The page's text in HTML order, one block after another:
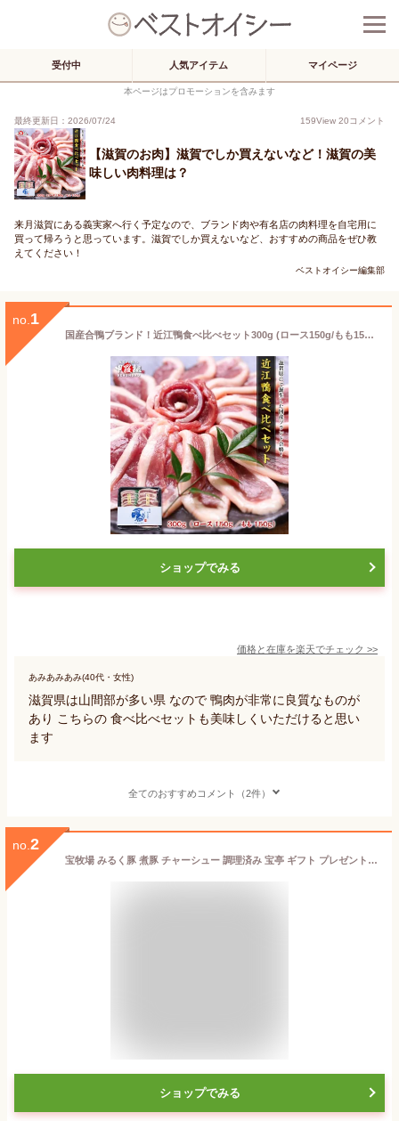
受付中 人気アイテム マイページ
本ページはプロモーションを含みます
最終更新日：2026/07/24 159View 20コメント
【滋賀のお肉】滋賀でしか買えないなど！滋賀の美
味しい肉料理は？
来月滋賀にある義実家へ行く予定なので、ブランド肉や有名店の肉料理を自宅用に
買って帰ろうと思っています。滋賀でしか買えないなど、おすすめの商品をぜひ教
えてください！
ベストオイシー編集部
no. 1
国産合鴨ブランド！近江鴨食べ比べセット300g (ロース150g/もも150g) 送料無料 更に2個で500円OFF！3個で900円OFF！4個で1,600円OFFクーポンあり！【鴨肉】【肉】【滋賀】【送料送料】
ショップでみる
価格と在庫を楽天でチェック >>
あみあみあみ(40代・女性)
滋賀県は山間部が多い県 なので 鴨肉が非常に良質なものが
あり こちらの 食べ比べセットも美味しくいただけると思い
ます
全てのおすすめコメント（2件）
no. 2
宝牧場 みるく豚 煮豚 チャーシュー 調理済み 宝亭 ギフト プレゼント 贈り物 贈答 温めたら すぐ食べれる 冷凍チャーシュー 美味しい牛肉 冷凍煮豚 おいしい 豚肉 冷凍 国産 お取り寄せグルメ 贅沢 滋賀県 お取り寄せ ごちそう ラーメンの具 送料無料
ショップでみる